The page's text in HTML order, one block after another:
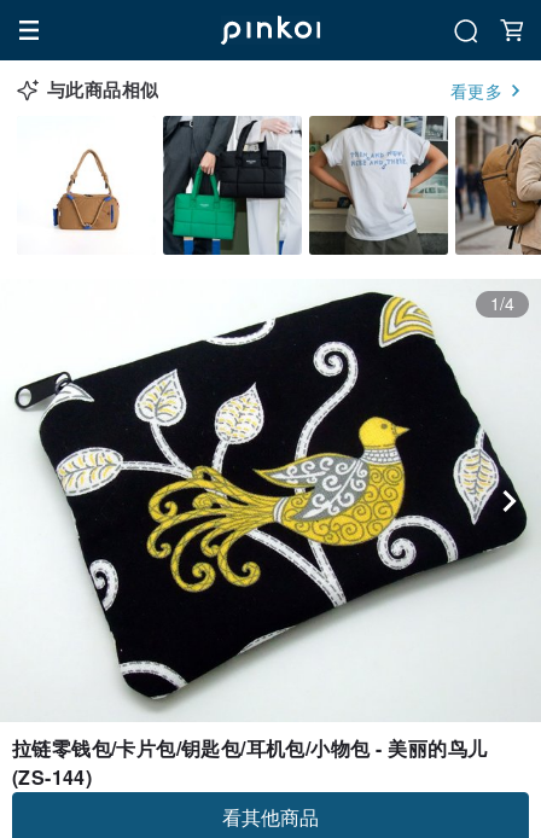
与此商品相似 看更多
1/4
拉链零钱包/卡片包/钥匙包/耳机包/小物包 - 美丽的鸟儿
(ZS-144)
看其他商品